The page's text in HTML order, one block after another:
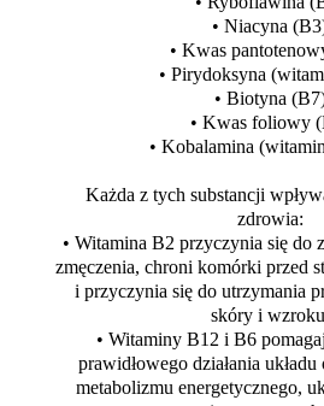
• Niacyna
• Kwas
• Pirydoksyna
• Biotyna
• Kwas foliowy
• Kobalamina
Każda z tych substancji
zdrowia:
• Witamina B2 przyczynia się do
zmęczenia, chroni komórki przed
i przyczynia się do utrzymania
skóry i
• Witaminy B12 i B6
prawidłowego działania
metabolizmu energetycznego,